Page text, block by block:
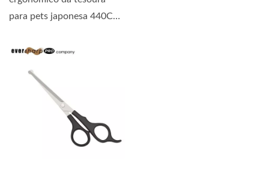
para pets japonesa 440C